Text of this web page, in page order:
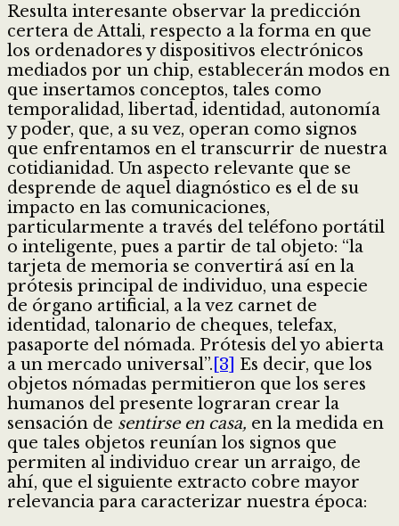
Resulta interesante observar la predicción
certera de Attali, respecto a la forma en que
los ordenadores y dispositivos electrónicos
mediados por un chip, establecerán modos en
que insertamos conceptos, tales como
temporalidad, libertad, identidad, autonomía
y poder, que, a su vez, operan como signos
que enfrentamos en el transcurrir de nuestra
cotidianidad. Un aspecto relevante que se
desprende de aquel diagnóstico es el de su
impacto en las comunicaciones,
particularmente a través del teléfono portátil
o inteligente, pues a partir de tal objeto: “la
tarjeta de memoria se convertirá así en la
prótesis principal de individuo, una especie
de órgano artificial, a la vez carnet de
identidad, talonario de cheques, telefax,
pasaporte del nómada. Prótesis del yo abierta
a un mercado universal”. [3]
Es decir, que los
objetos nómadas permitieron que los seres
humanos del presente lograran crear la
sensación de sentirse en casa, en la medida en
que tales objetos reunían los signos que
permiten al individuo crear un arraigo, de
ahí, que el siguiente extracto cobre mayor
relevancia para caracterizar nuestra época: